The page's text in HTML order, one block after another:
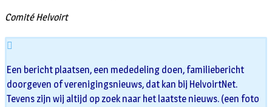
Comité Helvoirt
Een bericht plaatsen, een mededeling doen, familiebericht
doorgeven of verenigingsnieuws, dat kan bij HelvoirtNet.
Tevens zijn wij altijd op zoek naar het laatste nieuws. (een foto